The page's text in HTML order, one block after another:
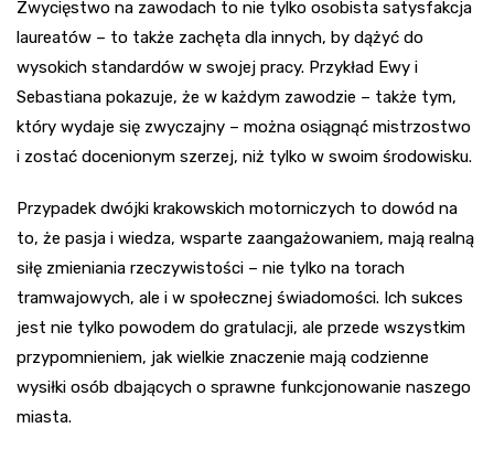
Zwycięstwo na zawodach to nie tylko osobista satysfakcja
laureatów – to także zachęta dla innych, by dążyć do
wysokich standardów w swojej pracy. Przykład Ewy i
Sebastiana pokazuje, że w każdym zawodzie – także tym,
który wydaje się zwyczajny – można osiągnąć mistrzostwo
i zostać docenionym szerzej, niż tylko w swoim środowisku.
Przypadek dwójki krakowskich motorniczych to dowód na
to, że pasja i wiedza, wsparte zaangażowaniem, mają realną
siłę zmieniania rzeczywistości – nie tylko na torach
tramwajowych, ale i w społecznej świadomości. Ich sukces
jest nie tylko powodem do gratulacji, ale przede wszystkim
przypomnieniem, jak wielkie znaczenie mają codzienne
wysiłki osób dbających o sprawne funkcjonowanie naszego
miasta.